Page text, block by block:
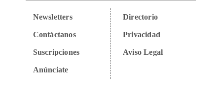
Newsletters
Contáctanos
Suscripciones
Anúnciate
Directorio
Privacidad
Aviso Legal